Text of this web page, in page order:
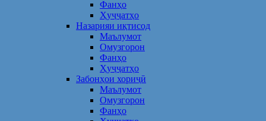
Фанҳо
Ҳуҷҷатҳо
Назарияи иқтисод
Маълумот
Омузгорон
Фанҳо
Ҳуҷҷатҳо
Забонҳои хориҷӣ
Маълумот
Омузгорон
Фанҳо